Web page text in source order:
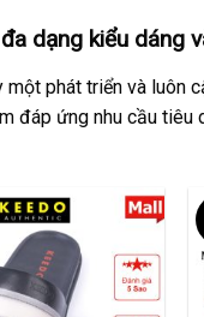
dạng kiểu dáng
phát triển và luôn
đáp ứng nhu cầu